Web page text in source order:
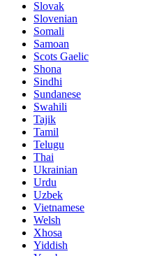
Slovak
Slovenian
Somali
Samoan
Scots Gaelic
Shona
Sindhi
Sundanese
Swahili
Tajik
Tamil
Telugu
Thai
Ukrainian
Urdu
Uzbek
Vietnamese
Welsh
Xhosa
Yiddish